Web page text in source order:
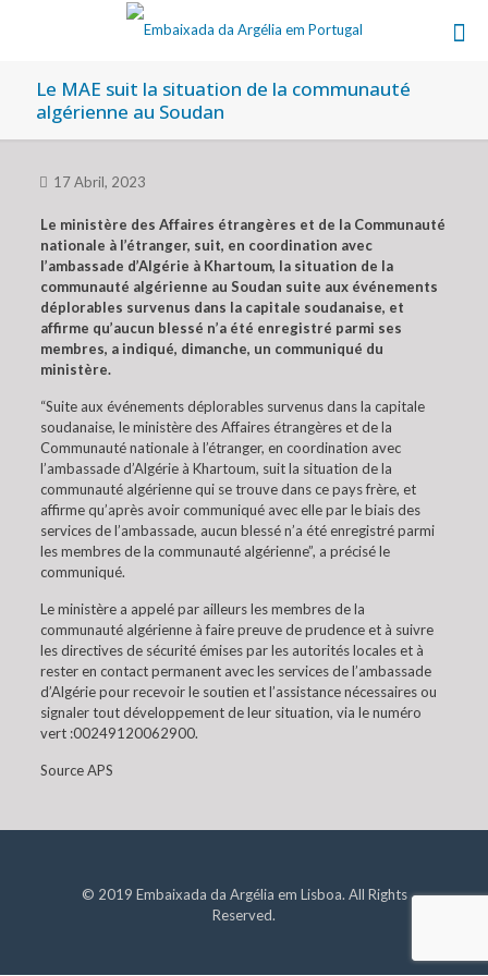
Le MAE suit la situation de la communauté
algérienne au Soudan
17 Abril, 2023
Le ministère des Affaires étrangères et de la Communauté
nationale à l’étranger, suit, en coordination avec
l’ambassade d’Algérie à Khartoum, la situation de la
communauté algérienne au Soudan suite aux événements
déplorables survenus dans la capitale soudanaise, et
affirme qu’aucun blessé n’a été enregistré parmi ses
membres, a indiqué, dimanche, un communiqué du
ministère.
“Suite aux événements déplorables survenus dans la capitale
soudanaise, le ministère des Affaires étrangères et de la
Communauté nationale à l’étranger, en coordination avec
l’ambassade d’Algérie à Khartoum, suit la situation de la
communauté algérienne qui se trouve dans ce pays frère, et
affirme qu’après avoir communiqué avec elle par le biais des
services de l’ambassade, aucun blessé n’a été enregistré parmi
les membres de la communauté algérienne”, a précisé le
communiqué.
Le ministère a appelé par ailleurs les membres de la
communauté algérienne à faire preuve de prudence et à suivre
les directives de sécurité émises par les autorités locales et à
rester en contact permanent avec les services de l’ambassade
d’Algérie pour recevoir le soutien et l’assistance nécessaires ou
signaler tout développement de leur situation, via le numéro
vert :00249120062900.
Source APS
© 2019 Embaixada da Argélia em Lisboa. All Rights
Reserved.